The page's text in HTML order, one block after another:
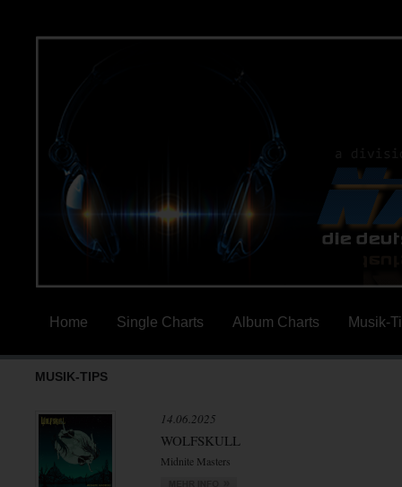
Home Single Charts Album Charts Musik-
MUSIK-TIPS
14.06.2025
WOLFSKULL
Midnite Masters